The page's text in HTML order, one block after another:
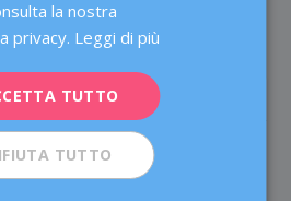
risposte a 10 domande
la nostra
privacy. Leggi di più
TUTTO
TUTTO